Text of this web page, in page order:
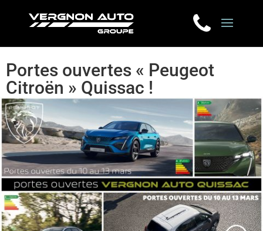
Portes ouvertes « Peugeot
Citroën » Quissac !